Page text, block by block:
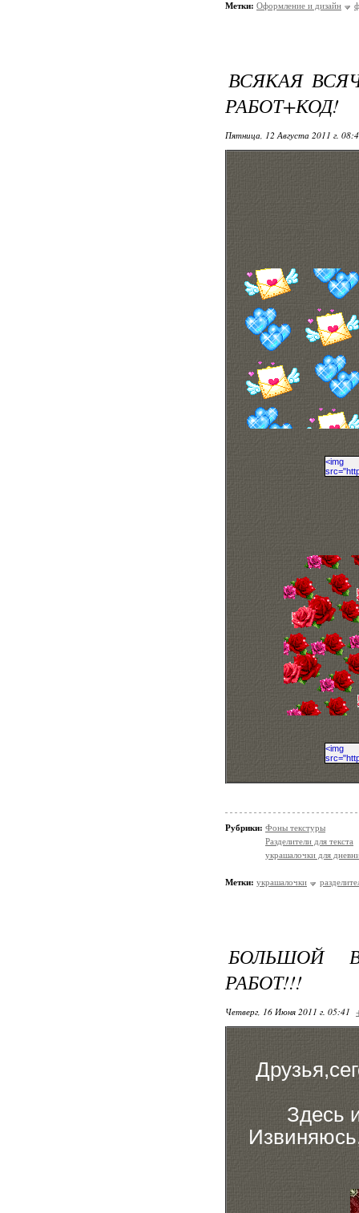
Метки: Оформление и дизайн
ВСЯКАЯ
РАБОТ+КОД!
Пятница, 12 Августа 2011 г.
Рубрики: Фоны текстуры
Разделители для текста
украшалочки для
Метки: украшалочки
БОЛЬШОЙ
РАБОТ!!!
Четверг, 16 Июня 2011 г. 05:41
Здесь